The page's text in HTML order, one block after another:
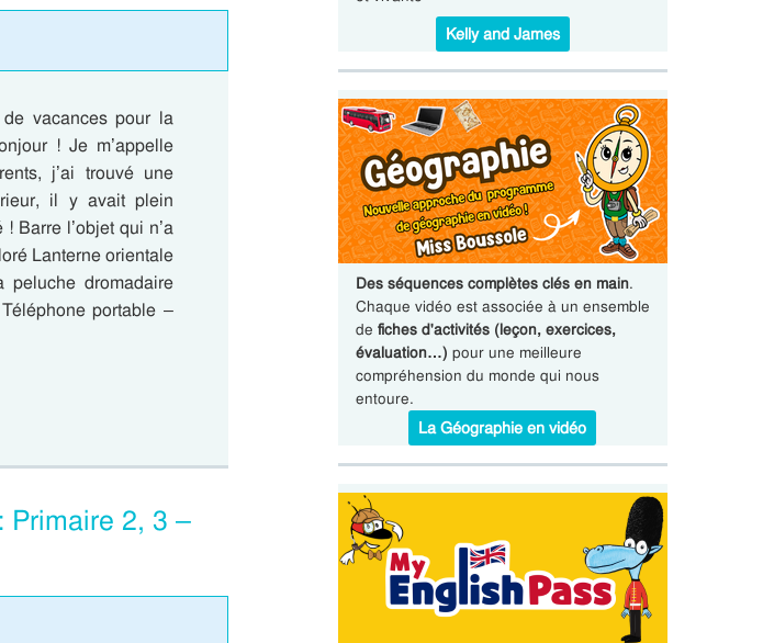
vacances pour la
! Je m’appelle
j’ai trouvé une
il y avait plein
Barre l’objet qui n’a
Lanterne orientale
peluche dromadaire
portable –
Primaire 2, 3 –
Kelly and James
Des séquences complètes clés en main.
Chaque vidéo est associée à un ensemble
de fiches d'activités (leçon, exercices,
évaluation…) pour une meilleure
compréhension du monde qui nous
entoure.
La Géographie en vidéo